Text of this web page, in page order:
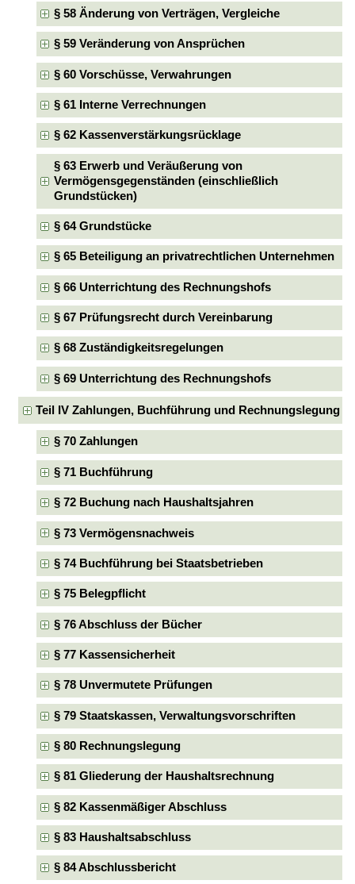
§ 58 Änderung von Verträgen, Vergleiche
§ 59 Veränderung von Ansprüchen
§ 60 Vorschüsse, Verwahrungen
§ 61 Interne Verrechnungen
§ 62 Kassenverstärkungsrücklage
§ 63 Erwerb und Veräußerung von
Vermögensgegenständen (einschließlich
Grundstücken)
§ 64 Grundstücke
§ 65 Beteiligung an privatrechtlichen Unternehmen
§ 66 Unterrichtung des Rechnungshofs
§ 67 Prüfungsrecht durch Vereinbarung
§ 68 Zuständigkeitsregelungen
§ 69 Unterrichtung des Rechnungshofs
Teil IV Zahlungen, Buchführung und Rechnungslegung
§ 70 Zahlungen
§ 71 Buchführung
§ 72 Buchung nach Haushaltsjahren
§ 73 Vermögensnachweis
§ 74 Buchführung bei Staatsbetrieben
§ 75 Belegpflicht
§ 76 Abschluss der Bücher
§ 77 Kassensicherheit
§ 78 Unvermutete Prüfungen
§ 79 Staatskassen, Verwaltungsvorschriften
§ 80 Rechnungslegung
§ 81 Gliederung der Haushaltsrechnung
§ 82 Kassenmäßiger Abschluss
§ 83 Haushaltsabschluss
§ 84 Abschlussbericht